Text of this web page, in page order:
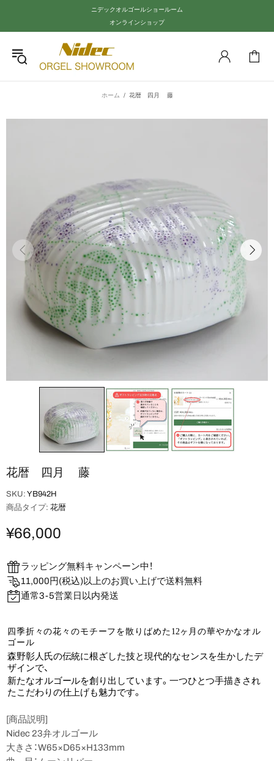
ニデックオルゴールショールーム
オンラインショップ
ホーム 花暦 四月 藤
花暦 四月 藤
SKU: YB942H
商品タイプ: 花暦
¥66,000
ラッピング無料キャンペーン中！
11,000円(税込)以上のお買い上げで送料無料
通常3-5営業日以内発送
四季折々の花々のモチーフを散りばめた 12ヶ⽉の華やかなオル
ゴール
森野彰⼈⽒の伝統に根ざした技と現代的なセンスを⽣かしたデ
ザインで、
新たなオルゴールを創り出しています。⼀つひとつ⼿描きされ
たこだわりの仕上げも魅⼒です。
[商品説明]
Nidec 23弁オルゴール
大きさ：W65×D65×H133mm